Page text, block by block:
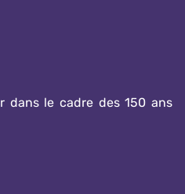
dans le cadre des 150 ans